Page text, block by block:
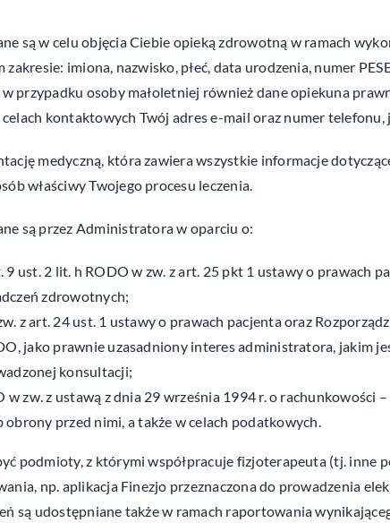
są w celu objęcia Ciebie opieką zdrowotną w ramach
zakresie: imiona, nazwisko, płeć, data urodzenia, numer
przypadku osoby małoletniej również dane opiekuna
kontaktowych Twój adres e-mail oraz numer
medyczną, która zawiera wszystkie informacje
właściwy Twojego procesu leczenia.
są przez Administratora w oparciu o:
9 ust. 2 lit. h RODO w zw. z art. 25 pkt 1 ustawy o prawach
zdrowotnych;
z art. 24 ust. 1 ustawy o prawach pacjenta oraz
jako prawnie uzasadniony interes administratora, jakim
konsultacji;
w zw. z ustawą z dnia 29 września 1994 r. o
przed nimi, a także w celach podatkowych.
podmioty, z którymi współpracuje fizjoterapeuta (tj. inne
np. aplikacja Finezjo przeznaczona do prowadzenia
są udostępniane także w ramach raportowania